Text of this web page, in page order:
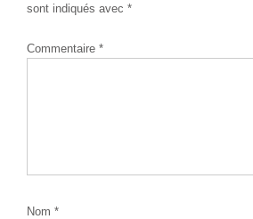
sont indiqués avec *
Commentaire *
Nom *